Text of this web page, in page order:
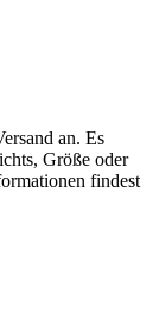
an. Es
Größe oder
findest